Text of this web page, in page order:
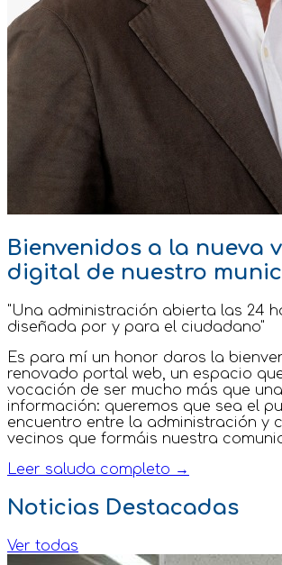
Bienvenidos a la nueva
digital de nuestro
"Una administración abierta las 24
diseñada por y para el ciudadano"
Es para mí un honor daros la
renovado portal web, un espacio
vocación de ser mucho más que
información: queremos que sea el
encuentro entre la administración y
vecinos que formáis nuestra
Leer saluda completo →
Noticias Destacadas
Ver todas